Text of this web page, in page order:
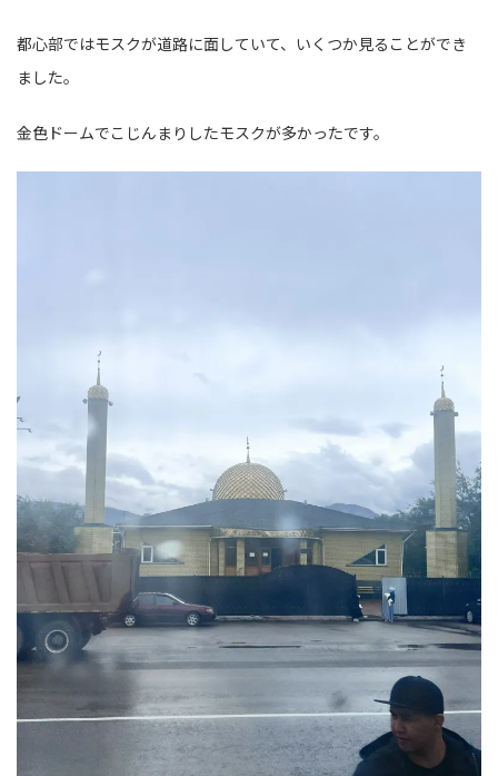
都心部ではモスクが道路に面していて、いくつか見ることができ
ました。
金色ドームでこじんまりしたモスクが多かったです。